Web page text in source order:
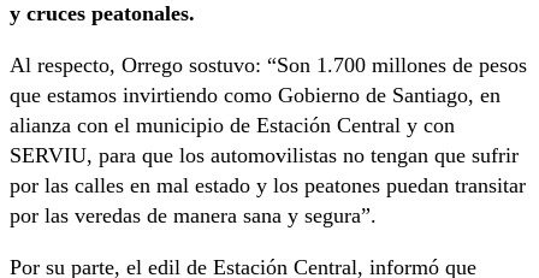
y cruces peatonales.
Al respecto, Orrego sostuvo: “Son 1.700 millones de pesos
que estamos invirtiendo como Gobierno de Santiago, en
alianza con el municipio de Estación Central y con
SERVIU, para que los automovilistas no tengan que sufrir
por las calles en mal estado y los peatones puedan transitar
por las veredas de manera sana y segura”.
Por su parte, el edil de Estación Central, informó que